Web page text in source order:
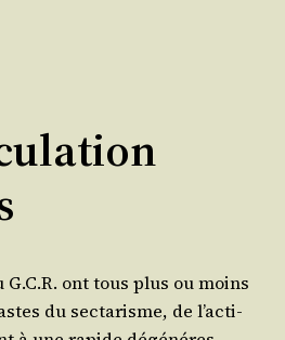
ont tous plus ou moins
du sec­ta­risme, de l’ac­ti­